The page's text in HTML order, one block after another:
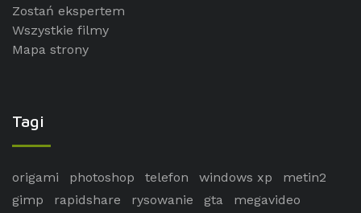
Zostań ekspertem
Wszystkie filmy
Mapa strony
Tagi
origami photoshop telefon windows xp
metin2
gimp
rapidshare rysowanie gta
megavideo